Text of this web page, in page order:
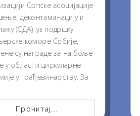
Српске асоцијације
деконтаминацију и
(СДА), уз подршку
коморе Србије,
су награде за најбоље
у области циркуларне
у грађевинарству. За
Прочитај...